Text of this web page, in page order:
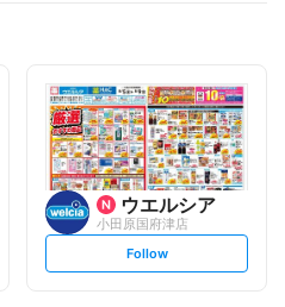
ウエルシア
小田原国府津店
s
t
Follow